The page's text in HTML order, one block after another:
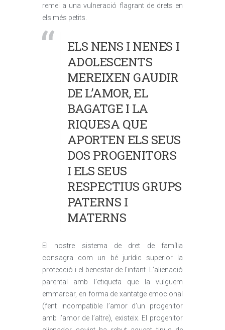
remei a una vulneració flagrant de drets en
els més petits.
ELS NENS I NENES I
ADOLESCENTS
MEREIXEN GAUDIR
DE L’AMOR, EL
BAGATGE I LA
RIQUESA QUE
APORTEN ELS SEUS
DOS PROGENITORS
I ELS SEUS
RESPECTIUS GRUPS
PATERNS I
MATERNS
El nostre sistema de dret de família
consagra com un bé jurídic superior la
protecció i el benestar de l’infant. L’alienació
parental amb l’etiqueta que la vulguem
emmarcar, en forma de xantatge emocional
(fent incompatible l’amor d’un progenitor
amb l’amor de l’altre), existeix. El progenitor